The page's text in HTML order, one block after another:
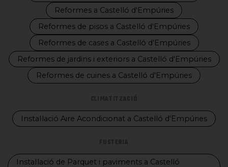
Reformes a Castelló d'Empúries
Reformes de pisos a Castelló d'Empúries
Reformes de cases a Castelló d'Empúries
Reformes de jardins i exteriors a Castelló d'Empúries
Reformes de cuines a Castelló d'Empúries
Instal·lació Aire Acondicionat a Castelló d'Empúries
Instal·lació de Parquet i paviments a Castelló